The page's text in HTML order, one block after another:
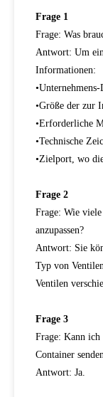
Frage 1
Frage: Was
Antwort: Um
Informationen:
•Unternehmens-
•Größe der zur
•Erforderliche
•Technische
•Zielport, wo
Frage 2
Frage: Wie
anzupassen?
Antwort: Sie
Typ von
Ventilen
Frage 3
Frage: Kann ich
Container
Antwort: Ja.